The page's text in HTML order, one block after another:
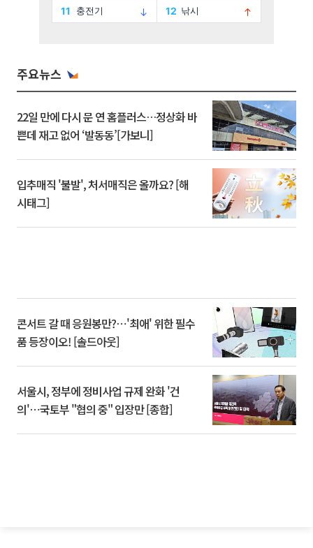
주요뉴스
22일 만에 다시 문 연 홈플러스…정상화 바
쁜데 재고 없어 ‘발동동’[가보니]
입추매직 '불발', 처서매직은 올까요? [해
시태그]
콘서트 갈 때 응원봉만?⋯'최애' 위한 필수
품 등장이오! [솔드아웃]
서울시, 정부에 정비사업 규제 완화 '건
의'⋯국토부 "협의 중" 입장만 [종합]